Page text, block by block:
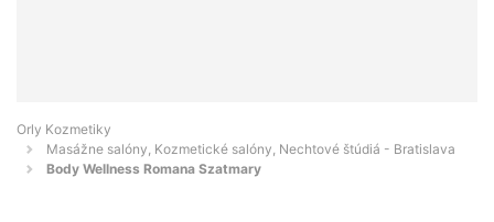
Orly Kozmetiky
Masážne salóny, Kozmetické salóny, Nechtové štúdiá - Bratislava
Body Wellness Romana Szatmary